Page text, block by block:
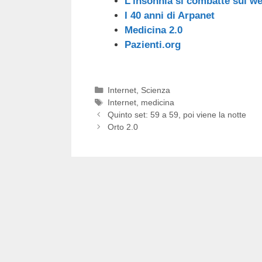
I 40 anni di Arpanet
Medicina 2.0
Pazienti.org
Categorie
Internet, Scienza
Tag
Internet, medicina
Quinto set: 59 a 59, poi viene la notte
Orto 2.0